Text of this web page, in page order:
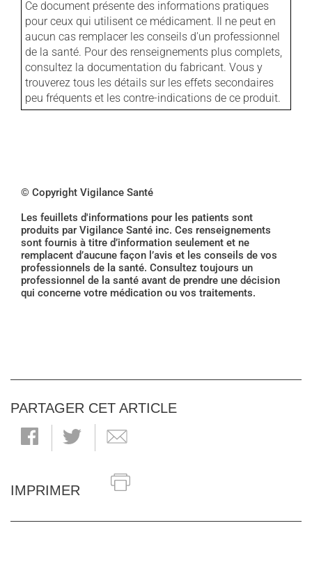
Ce document présente des informations pratiques
pour ceux qui utilisent ce médicament. Il ne peut en
aucun cas remplacer les conseils d'un professionnel
de la santé. Pour des renseignements plus complets,
consultez la documentation du fabricant. Vous y
trouverez tous les détails sur les effets secondaires
peu fréquents et les contre-indications de ce produit.
© Copyright Vigilance Santé
Les feuillets d'informations pour les patients sont
produits par Vigilance Santé inc. Ces renseignements
sont fournis à titre d’information seulement et ne
remplacent d’aucune façon l’avis et les conseils de vos
professionnels de la santé. Consultez toujours un
professionnel de la santé avant de prendre une décision
qui concerne votre médication ou vos traitements.
PARTAGER CET ARTICLE
IMPRIMER